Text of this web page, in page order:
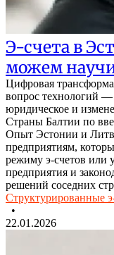
Э-счета в
можем
Цифровая
вопрос технологий —
юридическое и
Страны Балтии по
Опыт Эстонии и
предприятиям,
режиму э-счетов или
предприятия и
решений соседних
Структурированные
•
22.01.2026